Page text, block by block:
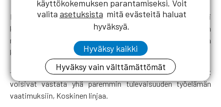
Kehittämisestä ja kouluttamisesta Koskisella on runsaasti
kokemusta aiemmista tehtävistään. Rakennusala on
murrosvaiheessa, ja uusia asioita on suuri tarve jalkauttaa
kentälle.
-Tavoitteeni on, että jäsenille tarjottavat koulutukset
voisivat vastata yhä paremmin tulevaisuuden työelämän
vaatimuksiin, Koskinen linjaa.
käyttökokemuksen parantamiseksi. Voit
valita asetuksista mitä evästeitä haluat
hyväksyä.
Hyväksy kaikki
Hyväksy vain välttämättömät